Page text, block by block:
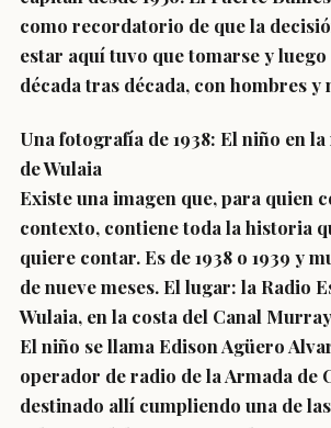
como recordatorio de que la
estar aquí tuvo que tomarse y luego
década tras década, con hombres y
Una fotografía de 1938: El niño en
de Wulaia
Existe una imagen que, para quien
contexto, contiene toda la historia
quiere contar. Es de 1938 o 1939 y
de nueve meses. El lugar: la Radio
Wulaia, en la costa del Canal
El niño se llama Edison Agüero
operador de radio de la Armada de
destinado allí cumpliendo una de